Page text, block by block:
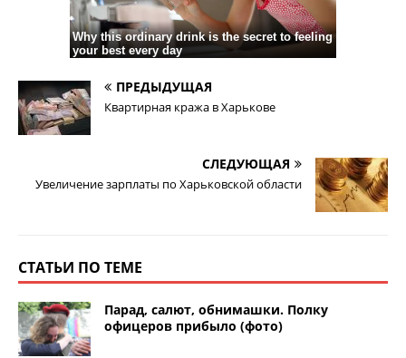
ПРЕДЫДУЩАЯ
Квартирная кража в Харькове
СЛЕДУЮЩАЯ
Увеличение зарплаты по Харьковской области
СТАТЬИ ПО ТЕМЕ
Парад, салют, обнимашки. Полку
офицеров прибыло (фото)